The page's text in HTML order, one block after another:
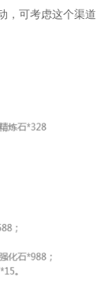
，可考虑这个渠道